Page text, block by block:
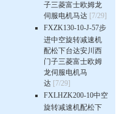
子三菱富士欧姆龙
伺服电机马达 [7/29]
FXZK130-10-J-57步
进中空旋转减速机
配松下台达安川西
门子三菱富士欧姆
龙伺服电机马
达 [7/29]
FXLHZK200-10中空
旋转减速机配松下